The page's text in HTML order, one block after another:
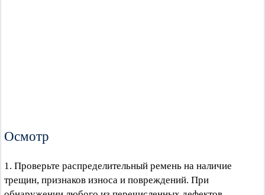
Осмотр
1. Проверьте распределительный ремень на наличие
трещин, признаков износа и повреждений. При